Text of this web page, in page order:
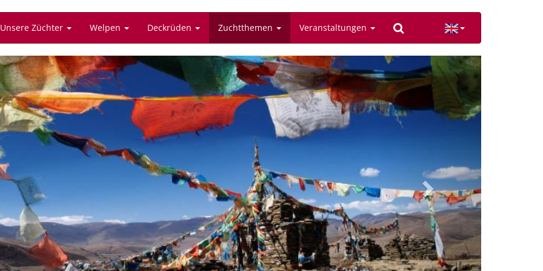
Unsere Züchter Welpen Deckrüden Zuchtthemen Veranstaltungen
Tibet Spaniel
Next